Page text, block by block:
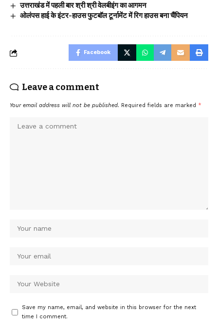
उत्तराखंड में पहली बार श्री श्री वेलबीइंग का आगमन
ओलंपस हाई के इंटर-हाउस फुटबॉल टूर्नामेंट में रिग हाउस बना चैंपियन
Facebook
Leave a comment
Your email address will not be published. Required fields are marked *
Save my name, email, and website in this browser for the next
time I comment.